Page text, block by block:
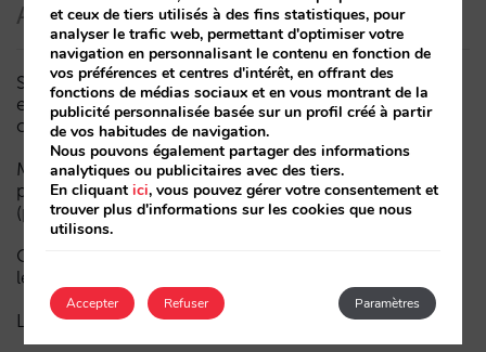
Articles récents
Sarai intègre le multi-room : réservations complexes
et demande à forte valeur, désormais aussi en
conversation
Moins de campagnes, plus d’intelligence : manuel IA
pour actualiser le marketing digital de votre hôtel
(partie 1)
Comment un hôtel apparaît dans les assistants d’IA :
les trois couches de visibilité
La fin de l’ère « Book on Metasearch »
et ceux de tiers utilisés à des fins statistiques, pour
analyser le trafic web, permettant d'optimiser votre
navigation en personnalisant le contenu en fonction de
vos préférences et centres d'intérêt, en offrant des
fonctions de médias sociaux et en vous montrant de la
publicité personnalisée basée sur un profil créé à partir
de vos habitudes de navigation.
Nous pouvons également partager des informations
analytiques ou publicitaires avec des tiers.
En cliquantici, vous pouvez gérer votre consentement et
trouver plus d'informations sur les cookies que nous
utilisons.
Accepter Paramètres
Refuser